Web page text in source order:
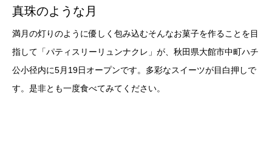
真珠のような月
満月の灯りのように優しく包み込むそんなお菓子を作ることを目
指して「パティスリーリュンナクレ」が、秋田県大館市中町ハチ
公小径内に5月19日オープンです。多彩なスイーツが目白押しで
す。是非とも一度食べてみてください。